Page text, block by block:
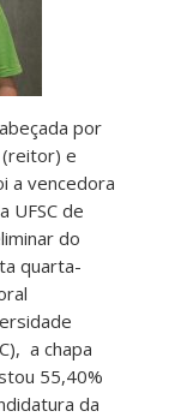
por
(reitor) e
a vencedora
UFSC de
do
quarta-
a chapa
55,40%
da